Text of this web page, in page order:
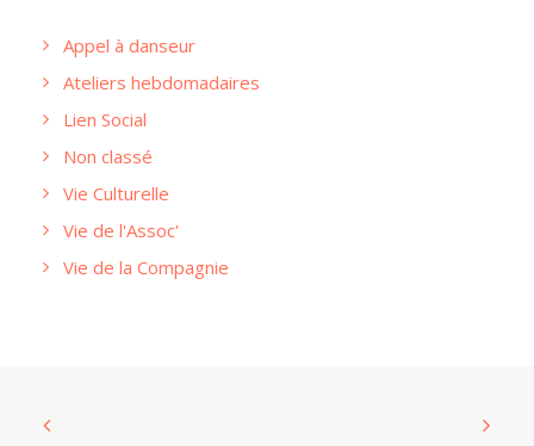
Appel à danseur
Ateliers hebdomadaires
Lien Social
Non classé
Vie Culturelle
Vie de l'Assoc'
Vie de la Compagnie